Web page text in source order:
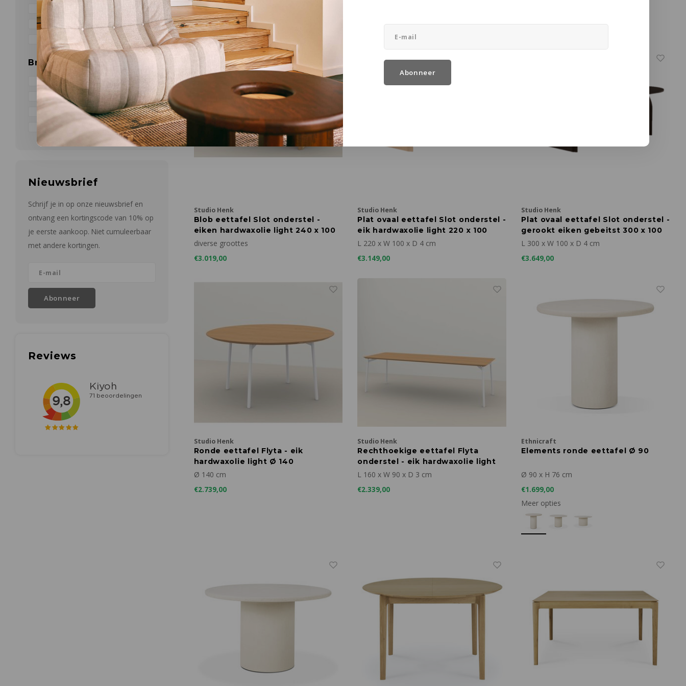
Abonneer
(44)
300 - 400 cm (13)
> 400 cm
Breedte
60 - 80 cm
80 - 100 cm (93)
100 - 150 cm (22)
150 - 200 cm
Nieuwsbrief
Schrijf je in op onze nieuwsbrief en
ontvang een kortingscode van 10% op
je eerste aankoop. Niet cumuleerbaar
met andere kortingen.
Abonneer
Reviews
L 200 x W 90 x D 3 cm
€2.699,00 €2.899,00 €2.989,00
Studio Henk
Blob eettafel Slot onderstel -
eiken hardwaxolie light 240 x 100
diverse groottes
€3.019,00
Studio Henk
Plat ovaal eettafel Slot onderstel -
eik hardwaxolie light 220 x 100
L 220 x W 100 x D 4 cm
€3.149,00
Studio Henk
Plat ovaal eettafel Slot onderstel -
gerookt eiken gebeitst 300 x 100
L 300 x W 100 x D 4 cm
€3.649,00
Studio Henk
Ronde eettafel Flyta - eik
hardwaxolie light Ø 140
Ø 140 cm
€2.739,00
Studio Henk
Rechthoekige eettafel Flyta
onderstel - eik hardwaxolie light
160 x 90
L 160 x W 90 x D 3 cm
€2.339,00
Ethnicraft
Elements ronde eettafel Ø 90
Ø 90 x H 76 cm
€1.699,00
Meer opties